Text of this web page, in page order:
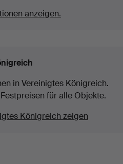
anzeigen.
in Vereinigtes Königreich.
für alle Objekte.
Königreich zeigen